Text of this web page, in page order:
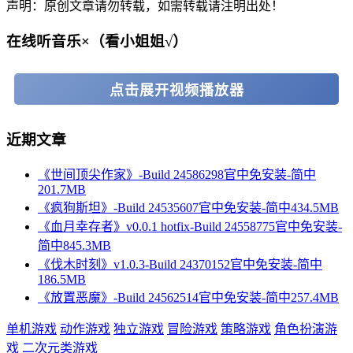
声明：原创文章请勿转载，如需转载请注明出处！
在线听音乐×（看小姐姐√）
点击展开视频播放器
近期文章
《世间顶尖作家》-Build 24586298官中免安装-简中
201.7MB
《疯狗斯坦》-Build 24535607官中免安装-简中434.5MB
《血月幸存者》v0.0.1 hotfix-Build 24558775官中免安装-
简中845.3MB
《伐木时刻》v1.0.3-Build 24370152官中免安装-简中
186.5MB
《放置恶魔》-Build 24562514官中免安装-简中257.4MB
单机游戏 动作游戏 独立游戏 冒险游戏 策略游戏 角色扮演游
戏 二次元类游戏